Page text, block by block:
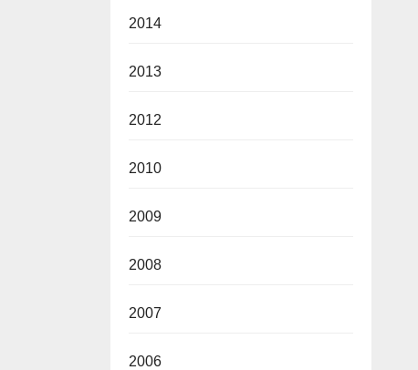
2014
2013
2012
2010
2009
2008
2007
2006